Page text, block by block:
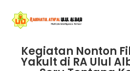
Kegiatan Nonton
Yakult di RA Ulul